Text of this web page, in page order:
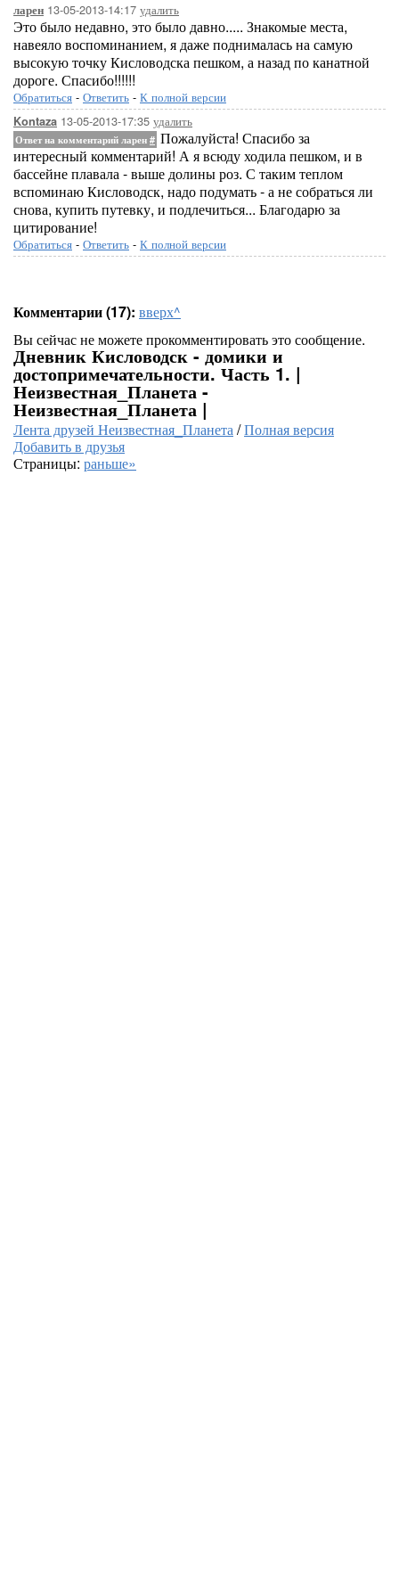
ларен 13-05-2013-14:17 удалить
Это было недавно, это было давно..... Знакомые места,
навеяло воспоминанием, я даже поднималась на самую
высокую точку Кисловодска пешком, а назад по канатной
дороге. Спасибо!!!!!!
Обратиться - Ответить - К полной версии
Kontaza 13-05-2013-17:35 удалить
Ответ на комментарий ларен # Пожалуйста! Спасибо за
интересный комментарий! А я всюду ходила пешком, и в
бассейне плавала - выше долины роз. С таким теплом
вспоминаю Кисловодск, надо подумать - а не собраться ли
снова, купить путевку, и подлечиться... Благодарю за
цитирование!
Обратиться - Ответить - К полной версии
Комментарии (17): вверх^
Вы сейчас не можете прокомментировать это сообщение.
Дневник Кисловодск - домики и
достопримечательности. Часть 1. |
Неизвестная_Планета -
Неизвестная_Планета |
Лента друзей Неизвестная_Планета/Полная версия
Добавить в друзья
Страницы: раньше»